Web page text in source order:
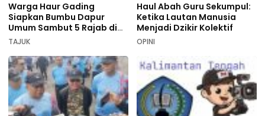
Warga Haur Gading
Siapkan Bumbu Dapur
Umum Sambut 5 Rajab di
Sekumpul
TAJUK
Haul Abah Guru Sekumpul:
Ketika Lautan Manusia
Menjadi Dzikir Kolektif
OPINI